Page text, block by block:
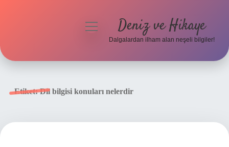
menüyü
Deniz ve Hikaye
Dalgalardan ilham alan neşeli bilgiler!
Etiket:Dil bilgisi konuları nelerdir